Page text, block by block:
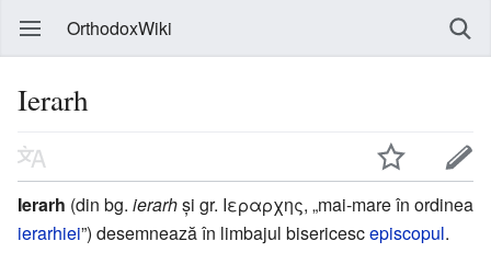
OrthodoxWiki
Ierarh
Ierarh (din bg. ierarhși gr. Ιεραρχης, „mai-mare în ordinea
ierarhiei”) desemnează în limbajul bisericescepiscopul.